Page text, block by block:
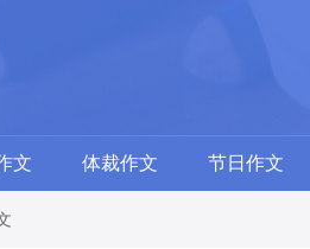
文 体裁作文 节日作文